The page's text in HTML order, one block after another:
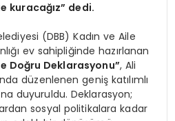
kuracağız” dedi.
(DBB) Kadın ve Aile
ev sahipliğinde hazırlanan
Doğru Deklarasyonu”, Ali
düzenlenen geniş katılımlı
duyuruldu. Deklarasyon;
sosyal politikalara kadar